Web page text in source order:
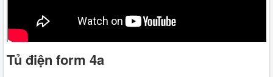
Tủ điện form 4a